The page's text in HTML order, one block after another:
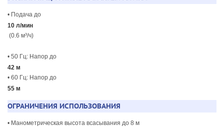
• Подача до
10 л/мин
(0.6 м³/ч)
• 50 Гц: Напор до
42 м
• 60 Гц: Напор до
55 м
ОГРАНИЧЕНИЯ ИСПОЛЬЗОВАНИЯ
• Манометрическая высота всасывания до 8 м